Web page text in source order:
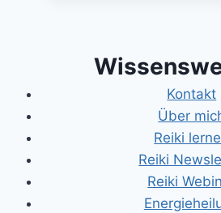
an
merkst
du,
ob
sie
Kontakt
Über
Reiki
Reiki
Reiki